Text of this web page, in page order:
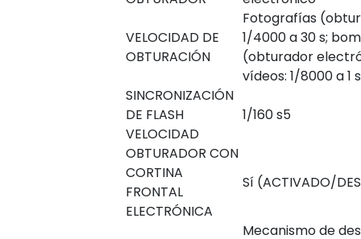
VELOCIDAD DE
OBTURACIÓN
Fotografías
1/4000 a 30 s;
(obturador
vídeos: 1/8000 a 1 s
SINCRONIZACIÓN
DE FLASH
VELOCIDAD
1/160 s5
OBTURADOR CON
CORTINA
FRONTAL
ELECTRÓNICA
Sí (ACTIVADO/
Mecanismo de